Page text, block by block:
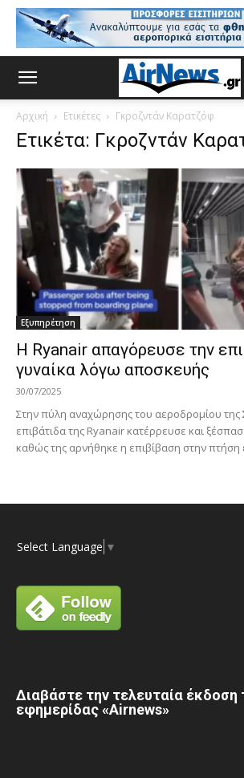
Αρχική Ετικέτες Γκροζντάν Καρατζόφ
Ετικέτα: Γκροζντάν
Εξυπηρέτηση
H Ryanair απαγόρευσε την
γυναίκα λόγω αποσκευής
30/07/2025
Στην πύλη αναχώρησης του αεροδρομίου της
επιβάτιδα της Ryanair κατέρρευσε και
καθώς της αρνήθηκε η επιβίβαση στην πτήση
Select Language ▼
Διαβάστε την τελευταία έκδοση
εφημερίδας «Airnews»